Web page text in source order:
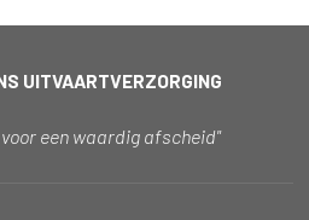
UITVAARTVERZORGING
een waardig afscheid"